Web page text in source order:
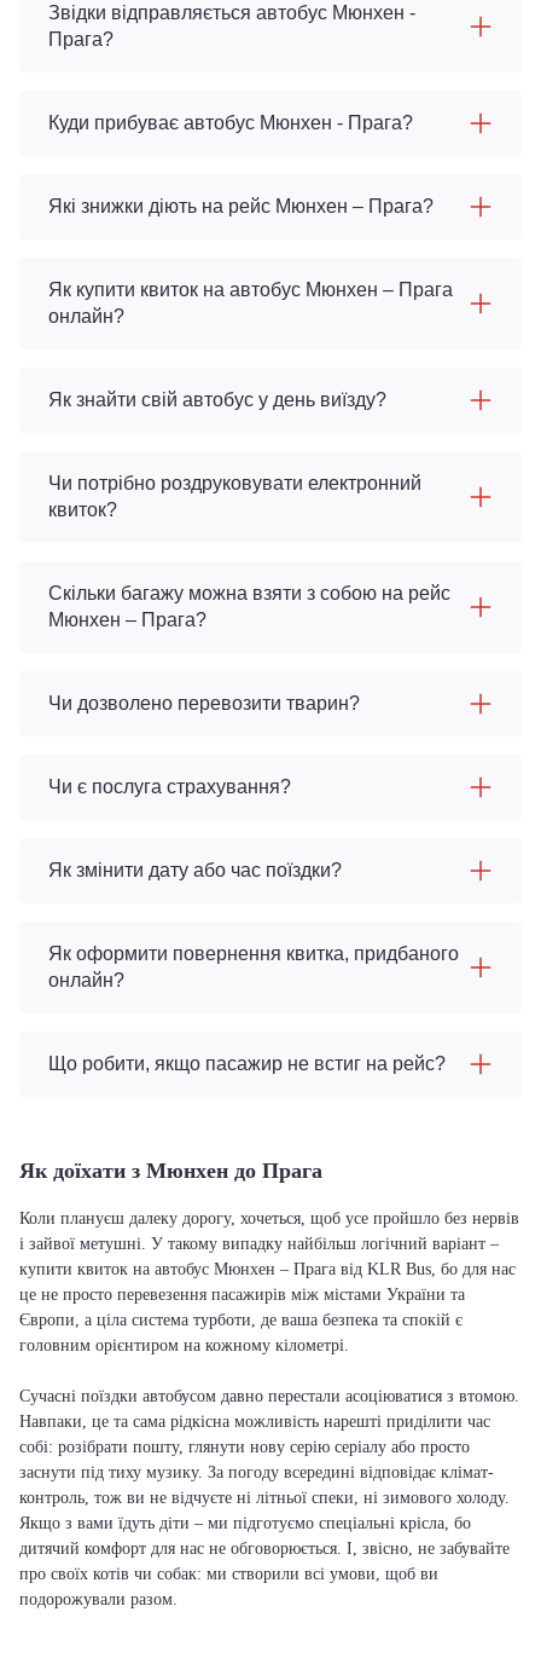
Звідки відправляється автобус Мюнхен -
Прага?
Куди прибуває автобус Мюнхен - Прага?
Які знижки діють на рейс Мюнхен – Прага?
Як купити квиток на автобус Мюнхен – Прага
онлайн?
Як знайти свій автобус у день виїзду?
Чи потрібно роздруковувати електронний
квиток?
Скільки багажу можна взяти з собою на рейс
Мюнхен – Прага?
Чи дозволено перевозити тварин?
Чи є послуга страхування?
Як змінити дату або час поїздки?
Як оформити повернення квитка, придбаного
онлайн?
Що робити, якщо пасажир не встиг на рейс?
Як доїхати з Мюнхен до Прага
Коли плануєш далеку дорогу, хочеться, щоб усе пройшло без нервів
і зайвої метушні. У такому випадку найбільш логічний варіант –
купити квиток на автобус Мюнхен – Прага від KLR Bus, бо для нас
це не просто перевезення пасажирів між містами України та
Європи, а ціла система турботи, де ваша безпека та спокій є
головним орієнтиром на кожному кілометрі.
Сучасні поїздки автобусом давно перестали асоціюватися з втомою.
Навпаки, це та сама рідкісна можливість нарешті приділити час
собі: розібрати пошту, глянути нову серію серіалу або просто
заснути під тиху музику. За погоду всередині відповідає клімат-
контроль, тож ви не відчуєте ні літньої спеки, ні зимового холоду.
Якщо з вами їдуть діти – ми підготуємо спеціальні крісла, бо
дитячий комфорт для нас не обговорюється. І, звісно, не забувайте
про своїх котів чи собак: ми створили всі умови, щоб ви
подорожували разом.